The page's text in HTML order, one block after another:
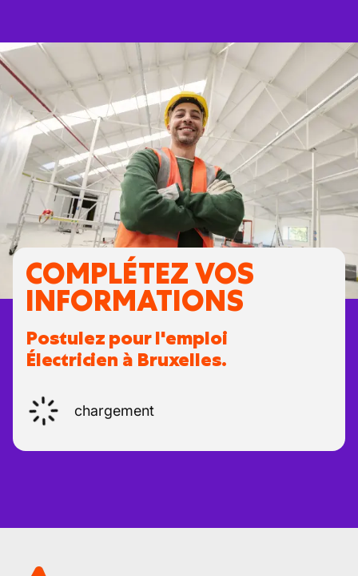
COMPLÉTEZ VOS
INFORMATIONS
Postulez pour l'emploi
Électricien à Bruxelles.
chargement